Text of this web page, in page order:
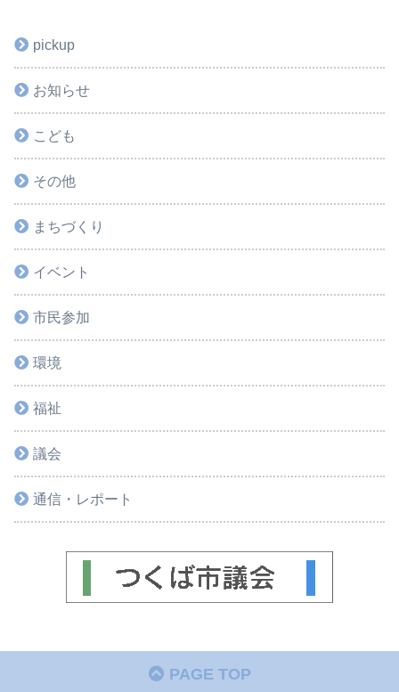
pickup
お知らせ
こども
その他
まちづくり
イベント
市民参加
環境
福祉
議会
通信・レポート
PAGE TOP